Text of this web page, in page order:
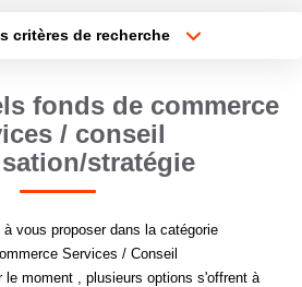
VENDRE
LOUER
ESTIMER
GERER
critères de recherche
Plus de critères
fonds de commerce
/ conseil
stratégie
vous proposer dans la catégorie
Services / Conseil
le moment , plusieurs options s'offrent à